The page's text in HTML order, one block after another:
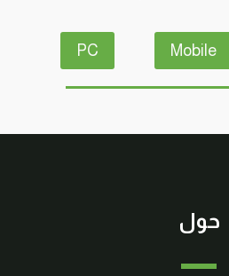
Mobile
PC
حول